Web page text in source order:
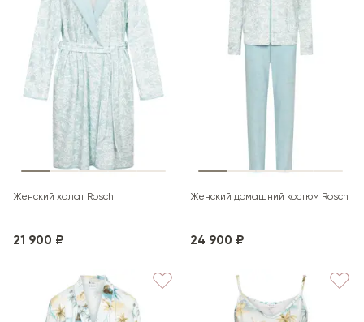
Женский халат Rosch
21 900 ₽
Женский домашний костюм Rosch
24 900 ₽